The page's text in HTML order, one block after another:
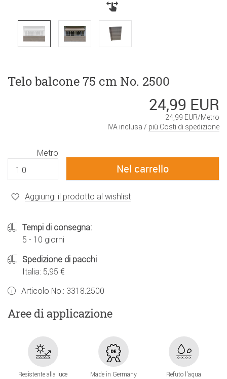
Telo balcone 75 cm No. 2500
24,99 EUR
24,99 EUR/Metro
IVA inclusa / più Costi di spedizione
Metro
Aggiungi il prodotto al wishlist
Tempi di consegna:
5 - 10 giorni
Spedizione di pacchi
Italia: 5,95 €
Articolo No.: 3318.2500
Aree di applicazione
Resistente alla luce Made in Germany Refuto l'aqua